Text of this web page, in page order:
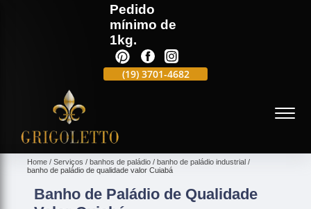
Pedido
mínimo de
1kg.
(19) 3701-4682 (19)
Home Serviços banhos de paládio
banho de paládio industrial
banho de paládio de qualidade valor Cuiabá
Banho de Paládio de Qualidade